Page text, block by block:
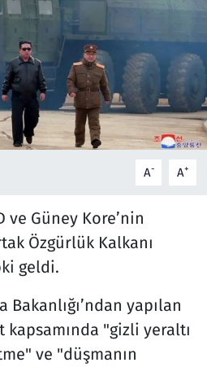
A- A+
ve Güney Kore’nin
Özgürlük Kalkanı
geldi.
Bakanlığı’ndan yapılan
"gizli yeraltı
ve "düşmanın